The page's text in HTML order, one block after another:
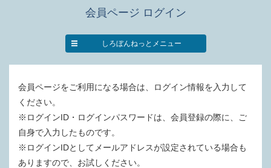
会員ページ ログイン
しろぼんねっとメニュー
会員ページをご利用になる場合は、ログイン情報を入力して
ください。
※ログインID・ログインパスワードは、会員登録の際に、ご
自身で入力したものです。
※ログインIDとしてメールアドレスが設定されている場合も
ありますので、お試しください。